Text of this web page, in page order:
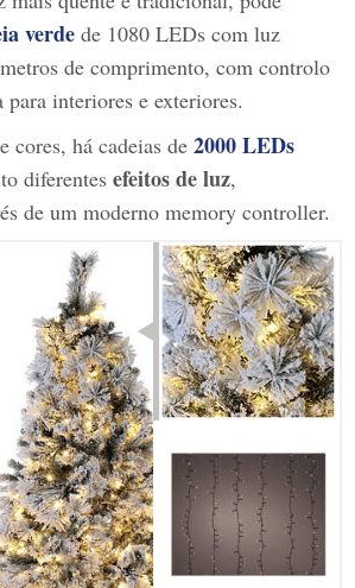
verde de 1080 LEDs com luz
de comprimento, com controlo
para interiores e exteriores.
cores, há cadeias de 2000 LEDs
diferentes efeitos de luz,
de um moderno memory controller.